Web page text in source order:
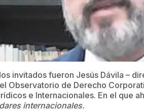
invitados fueron Jesús Dávila –
Observatorio de Derecho
e Internacionales. En el que
internacionales.